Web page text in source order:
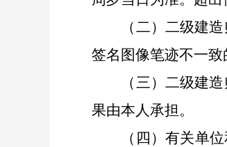
（二） 二级建造
签名图像笔迹不一致
（三） 二级建造
果由本人承担。
（四）有关单位